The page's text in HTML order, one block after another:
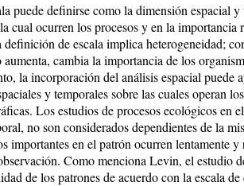
puede definirse como la dimensión espacial
cual ocurren los procesos y en la
de escala implica heterogeneidad;
cambia la importancia de los
la incorporación del análisis espacial puede
y temporales sobre las cuales operan
Los estudios de procesos ecológicos en
no son considerados dependientes de la
importantes en el patrón ocurren lentamente
Como menciona Levin, el estudio
de los patrones de acuerdo con la escala